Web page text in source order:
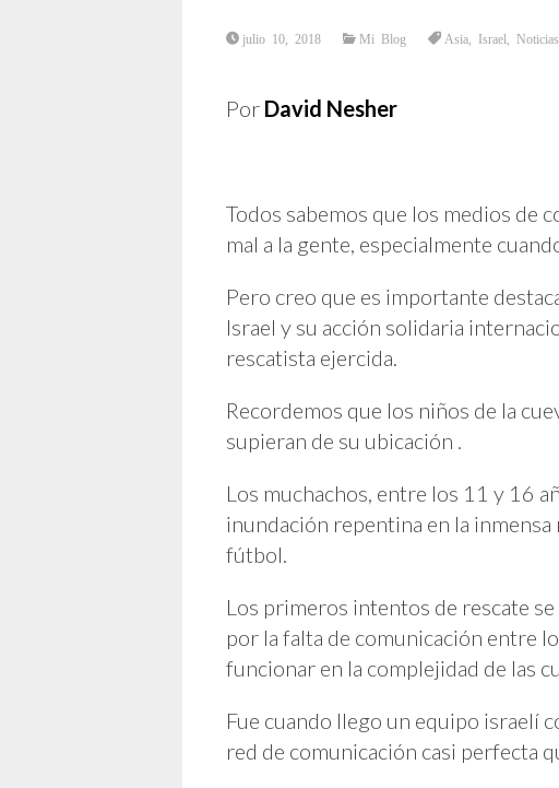
julio 10, 2018 Mi Blog Asia Israel Noticias
Por David Nesher
Todos sabemos que los medios de
mal a la gente, especialmente
Pero creo que es importante
Israel y su acción solidaria
rescatista ejercida.
Recordemos que los niños de la
supieran de su ubicación .
Los muchachos, entre los 11 y 16
inundación repentina en la
fútbol.
Los primeros intentos de rescate
por la falta de comunicación entre
funcionar en la complejidad de las
Fue cuando llego un equipo israelí
red de comunicación casi perfecta